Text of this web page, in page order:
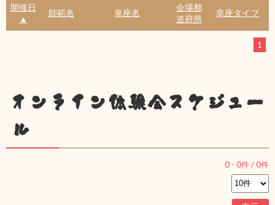
開催日
▲
師範名 幸座名
会場都
道府県
幸座タイプ
1
オンライン体験会スケジュー
ル
0 - 0件 /0件